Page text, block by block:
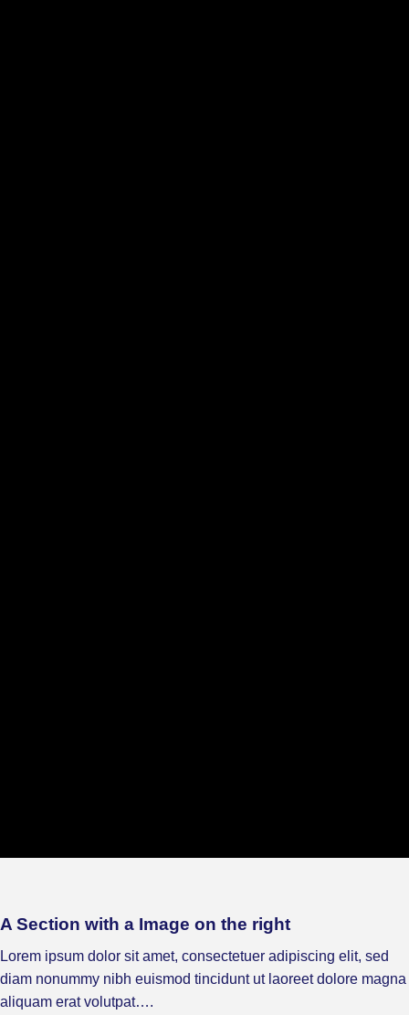
A Section with a Image on the right
Lorem ipsum dolor sit amet, consectetuer adipiscing elit, sed
diam nonummy nibh euismod tincidunt ut laoreet dolore magna
aliquam erat volutpat….